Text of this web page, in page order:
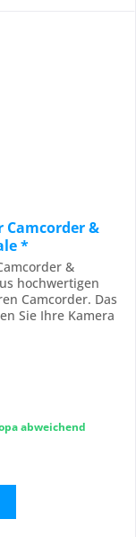
Camcorder &
*
&
hochwertigen
Camcorder. Das
Sie Ihre Kamera
auch ohne
gearbeitet, zu...
abweichend